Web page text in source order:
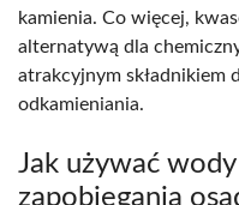
kamienia. Co więcej,
alternatywą dla
atrakcyjnym składnikiem
odkamieniania.
Jak używać
zapobiegania